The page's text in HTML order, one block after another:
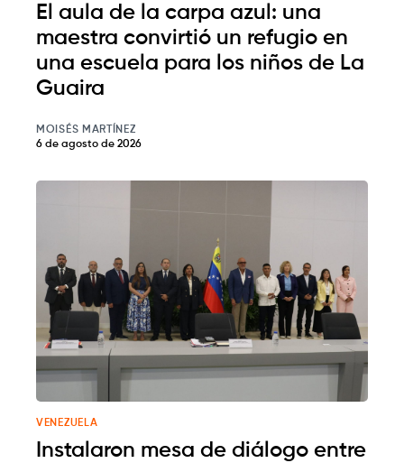
El aula de la carpa azul: una
maestra convirtió un refugio en
una escuela para los niños de La
Guaira
MOISÉS MARTÍNEZ
6 de agosto de 2026
VENEZUELA
Instalaron mesa de diálogo entre